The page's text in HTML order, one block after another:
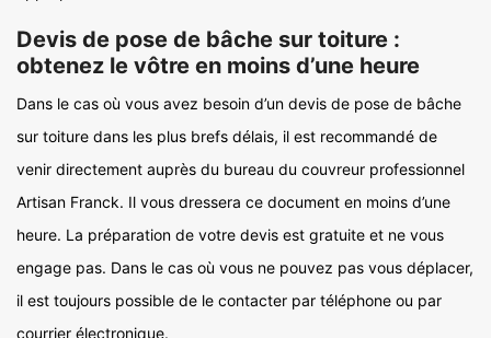
Devis de pose de bâche sur toiture :
obtenez le vôtre en moins d’une heure
Dans le cas où vous avez besoin d’un devis de pose de bâche
sur toiture dans les plus brefs délais, il est recommandé de
venir directement auprès du bureau du couvreur professionnel
Artisan Franck. Il vous dressera ce document en moins d’une
heure. La préparation de votre devis est gratuite et ne vous
engage pas. Dans le cas où vous ne pouvez pas vous déplacer,
il est toujours possible de le contacter par téléphone ou par
courrier électronique.